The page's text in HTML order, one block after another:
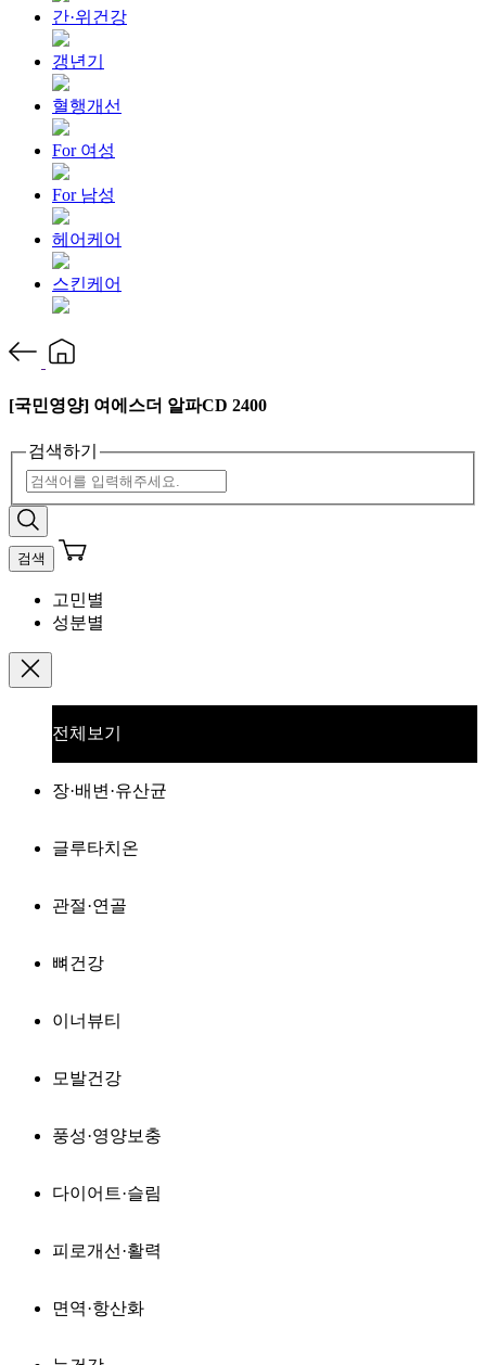
간·위건강
갱년기
혈행개선
For 여성
For 남성
헤어케어
스킨케어
[국민영양] 여에스더 알파CD 2400
검색하기
검색
고민별
성분별
전체보기
장·배변·유산균
글루타치온
관절·연골
뼈건강
이너뷰티
모발건강
풍성·영양보충
다이어트·슬림
피로개선·활력
면역·항산화